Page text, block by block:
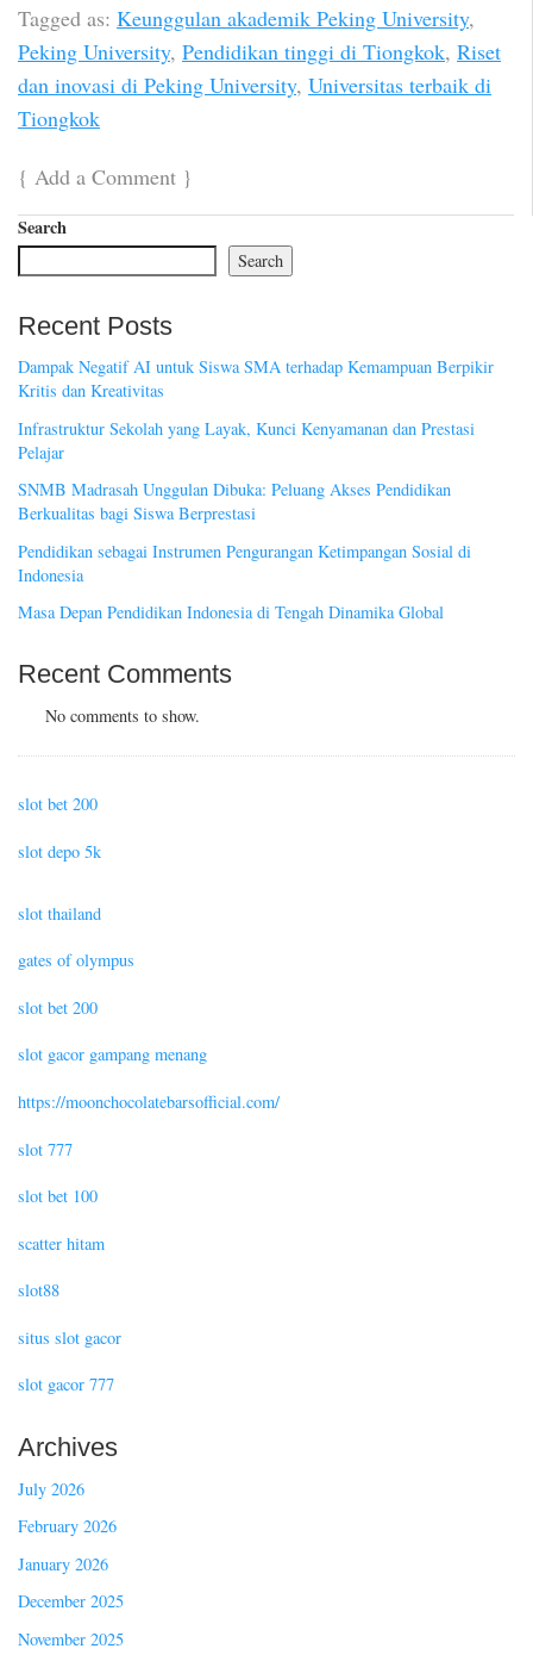
Tagged as: Keunggulan akademik Peking University,
Peking University, Pendidikan tinggi di Tiongkok, Riset
dan inovasi di Peking University, Universitas terbaik di
Tiongkok
{ Add a Comment }
Search
Search
Recent Posts
Dampak Negatif AI untuk Siswa SMA terhadap Kemampuan Berpikir
Kritis dan Kreativitas
Infrastruktur Sekolah yang Layak, Kunci Kenyamanan dan Prestasi
Pelajar
SNMB Madrasah Unggulan Dibuka: Peluang Akses Pendidikan
Berkualitas bagi Siswa Berprestasi
Pendidikan sebagai Instrumen Pengurangan Ketimpangan Sosial di
Indonesia
Masa Depan Pendidikan Indonesia di Tengah Dinamika Global
Recent Comments
No comments to show.
slot bet 200
slot depo 5k
slot thailand
gates of olympus
slot bet 200
slot gacor gampang menang
https://moonchocolatebarsofficial.com/
slot 777
slot bet 100
scatter hitam
slot88
situs slot gacor
slot gacor 777
Archives
July 2026
February 2026
January 2026
December 2025
November 2025